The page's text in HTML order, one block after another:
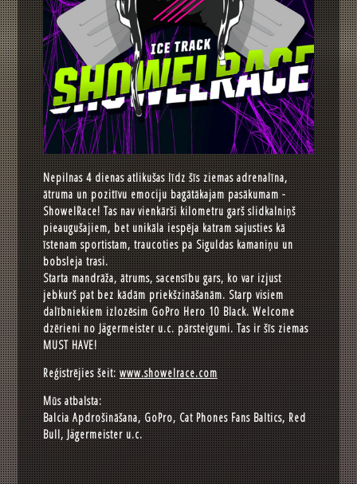
Nepilnas 4 dienas atlikušas līdz šīs ziemas adrenalīna,
ātruma un pozitīvu emociju bagātākajam pasākumam -
ShowelRace! Tas nav vienkārši kilometru garš slidkalniņš
pieaugušajiem, bet unikāla iespēja katram sajusties kā
īstenam sportistam, traucoties pa Siguldas kamaniņu un
bobsleja trasi.
Starta mandrāža, ātrums, sacensību gars, ko var izjust
jebkurš pat bez kādām priekšzināšanām. Starp visiem
dalībniekiem izlozēsim GoPro Hero 10 Black. Welcome
dzērieni no Jägermeister u.c. pārsteigumi. Tas ir šīs ziemas
MUST HAVE!
Reģistrējies šeit:www.showelrace.com
Mūs atbalsta:
Balcia Apdrošināšana, GoPro, Cat Phones Fans Baltics, Red
Bull, Jägermeister u.c.